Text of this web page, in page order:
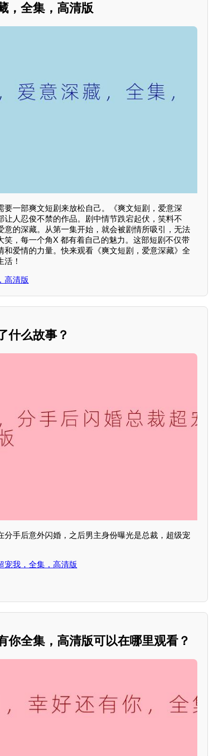
，全集，高清版
要一部爽文短剧来放松自己。《爽文短剧，爱意深
让人忍俊不禁的作品。剧中情节跌宕起伏，笑料不
意的深藏。从第一集开始，就会被剧情所吸引，无法
笑，每一个角X 都有着自己的魅力。这部短剧不仅带
和爱情的力量。快来观看《爽文短剧，爱意深藏》全
！
高清版
什么故事？
分手后意外闪婚，之后男主身份曝光是总裁，超级宠
宠我，全集，高清版
你全集，高清版可以在哪里观看？